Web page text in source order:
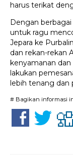
harus terikat
Dengan
untuk ragu
Jepara ke
dan rekan-rekan
kenyamanan
lakukan
lebih tenang dan
# Bagikan informasi